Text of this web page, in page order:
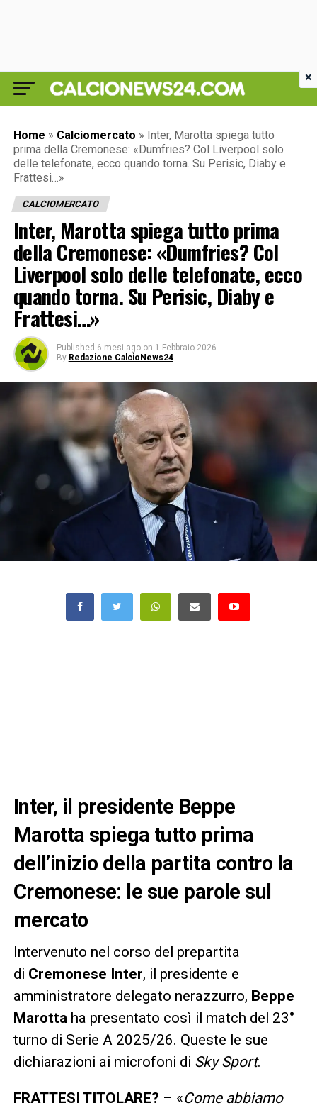
Home » Calciomercato » Inter, Marotta spiega tutto
prima della Cremonese: «Dumfries? Col Liverpool solo
delle telefonate, ecco quando torna. Su Perisic, Diaby e
Frattesi…»
CALCIOMERCATO
Inter, Marotta spiega tutto prima
della Cremonese: «Dumfries? Col
Liverpool solo delle telefonate, ecco
quando torna. Su Perisic, Diaby e
Frattesi…»
Published 6 mesi ago on 1 Febbraio 2026
By Redazione CalcioNews24
Inter, il presidente Beppe
Marotta spiega tutto prima
dell’inizio della partita contro la
Cremonese: le sue parole sul
mercato
Intervenuto nel corso del prepartita
di Cremonese Inter, il presidente e
amministratore delegato nerazzurro, Beppe
Marotta ha presentato così il match del 23°
turno di Serie A 2025/26. Queste le sue
dichiarazioni ai microfoni di Sky Sport.
FRATTESI TITOLARE? – «Come abbiamo
×